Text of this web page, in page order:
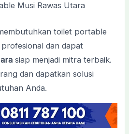
Musi Rawas Utara
toilet portable
dan dapat
siap menjadi mitra terbaik.
dan dapatkan solusi
Anda.